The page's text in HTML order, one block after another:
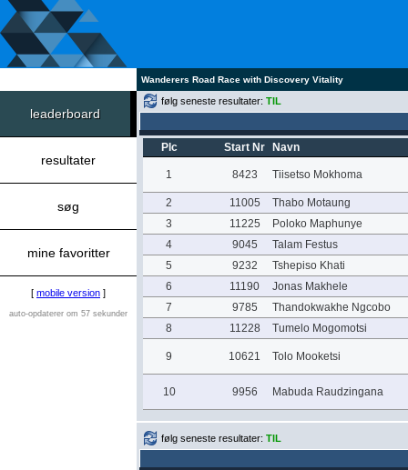
Wanderers Road Race with Discovery Vitality
leaderboard
resultater
søg
mine favoritter
[ mobile version ]
auto-opdaterer om 57 sekunder
følg seneste resultater: TIL
Plc Start Nr Navn
1 8423 Tiisetso Mokhoma
2 11005
Thabo Motaung
3
11225
Poloko Maphunye
4
9045
Talam Festus
5
9232
Tshepiso Khati
6
11190
Jonas Makhele
7
9785
Thandokwakhe Ngcobo
8
11228 Tumelo Mogomotsi
9 10621 Tolo Mooketsi
10 9956 Mabuda Raudzingana
følg seneste resultater: TIL